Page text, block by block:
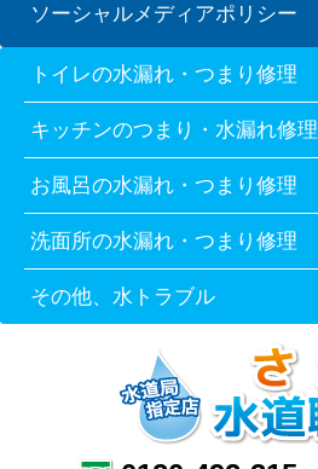
ソーシャルメディアポリシー
トイレの水漏れ・つまり修理
キッチンのつまり・水漏れ修理
お風呂の水漏れ・つまり修理
洗面所の水漏れ・つまり修理
その他、水トラブル